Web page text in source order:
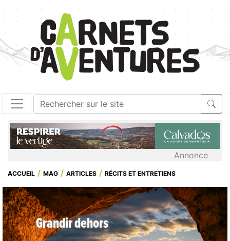
Annonce
ACCUEIL MAG ARTICLES RÉCITS ET ENTRETIENS
Grandir dehors